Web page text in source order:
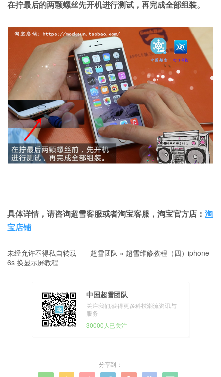
在拧最后的两颗螺丝先开机进行测试，再完成全部组装。
具体详情，请咨询超雪客服或者淘宝客服，淘宝官方店： 淘
宝店铺
未经允许不得私自转载——超雪团队 » 超雪维修教程（四）iphone
6s 换显示屏教程
中国超雪团队
关注我们,获得更多科技潮流资讯与
服务
30000人已关注
分享到：